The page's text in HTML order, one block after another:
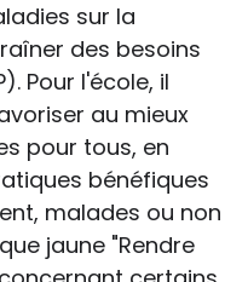
sur la
des besoins
Pour l'école, il
au mieux
pour tous, en
bénéfiques
malades ou non
jaune "Rendre